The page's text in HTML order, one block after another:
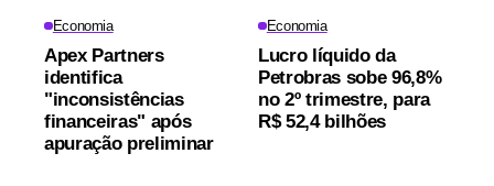
Economia
Apex Partners
identifica
"inconsistências
financeiras" após
apuração preliminar
Economia
Lucro líquido da
Petrobras sobe 96,8%
no 2º trimestre, para
R$ 52,4 bilhões